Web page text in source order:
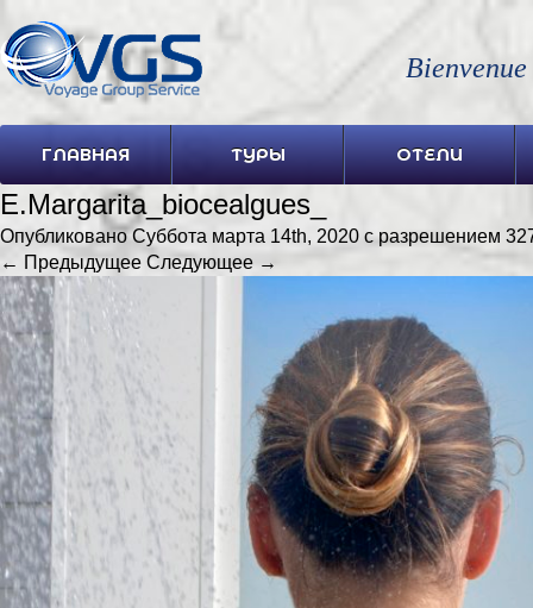
ГЛАВНАЯ ТУРЫ ОТЕЛИ
E.Margarita_biocealgues_
ОпубликованоСуббота марта 14th, 2020 с разрешением
← Предыдущее Следующее →